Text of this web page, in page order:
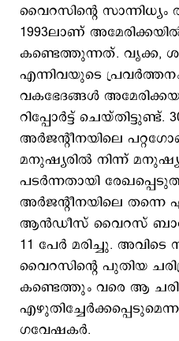
വൈറസിന്‍റെ സാന്നിധ്യം
1993ലാണ്
കണ്ടെത്തുന്നത്. വൃക്ക,
എന്നിവയുടെ
വകഭേദങ്ങള്‍
റിപ്പോര്‍ട്ട്
അര്‍ജന്‍റീനയിലെ
മനുഷ്യരില്‍ നിന്ന്
പടര്‍ന്നതായി
അര്‍ജന്‍റീനയിലെ തന്നെ
ആന്‍ഡീസ് വൈറസ്
11 പേര്‍ മരിച്ചു. അവിടെ
വൈറസിന്‍റെ പുതിയ
കണ്ടെത്തും വരെ ആ
ഗവേഷകര്‍.